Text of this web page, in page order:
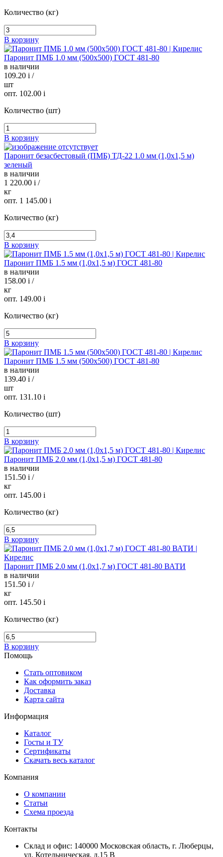
Количество (кг)
В корзину
Паронит ПМБ 1.0 мм (500х500) ГОСТ 481-80
в наличии
109.20 i /
шт
опт. 102.00 i
Количество (шт)
В корзину
Паронит безасбестовый (ПМБ) ТД-22 1.0 мм (1,0х1,5 м)
зеленый
в наличии
1 220.00 i /
кг
опт. 1 145.00 i
Количество (кг)
В корзину
Паронит ПМБ 1.5 мм (1,0х1,5 м) ГОСТ 481-80
в наличии
158.00 i /
кг
опт. 149.00 i
Количество (кг)
В корзину
Паронит ПМБ 1.5 мм (500х500) ГОСТ 481-80
в наличии
139.40 i /
шт
опт. 131.10 i
Количество (шт)
В корзину
Паронит ПМБ 2.0 мм (1,0х1,5 м) ГОСТ 481-80
в наличии
151.50 i /
кг
опт. 145.00 i
Количество (кг)
В корзину
Паронит ПМБ 2.0 мм (1,0х1,7 м) ГОСТ 481-80 ВАТИ
в наличии
151.50 i /
кг
опт. 145.50 i
Количество (кг)
В корзину
Помощь
Стать оптовиком
Как оформить заказ
Доставка
Карта сайта
Информация
Каталог
Госты и ТУ
Сертификаты
Скачать весь каталог
Компания
О компании
Статьи
Схема проезда
Контакты
Склад и офис: 140000 Московская область, г. Люберцы,
ул. Котельническая, д.15 В